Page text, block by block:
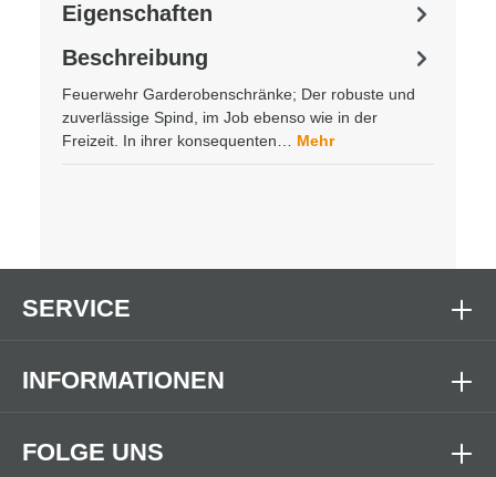
Beschreibung
Feuerwehr Garderobenschränke; Der robuste und
zuverlässige Spind, im Job ebenso wie in der
Freizeit. In ihrer konsequenten… Mehr
Eigenschaften
FOLGE UNS
SERVICE
INFORMATIONEN